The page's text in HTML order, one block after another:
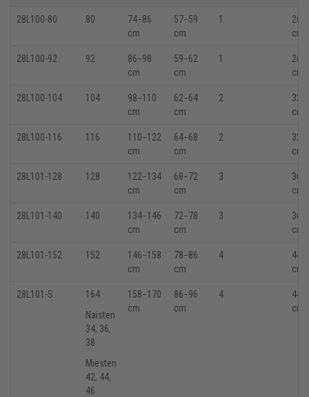
28L100-80 80 74−86
cm
57−59
cm
1 26
cm
28L100-92 92 86−98
cm
59−62
cm
1 26
cm
28L100-104 104 98−110
cm
62−64
cm
2 32
cm
28L100-116 116 110−122
cm
64−68
cm
2 32
cm
28L101-128 128
122−134
cm
68−72
cm
3 36
cm
28L101-140 140
134−146
cm
72−78
cm
3 36
cm
28L101-152 152
146−158
cm
78−86
cm
4 44
cm
28L101-S
164
Naisten
34, 36,
38
Miesten
42, 44,
46
158−170
cm
86−96
cm
4 44
cm